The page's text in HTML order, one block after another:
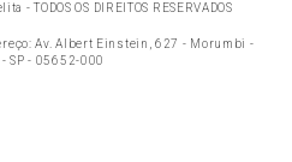
-TODOS OS DIREITOS RESERVADOS
Av. Albert Einstein, 627 - Morumbi -
- SP - 05652-000